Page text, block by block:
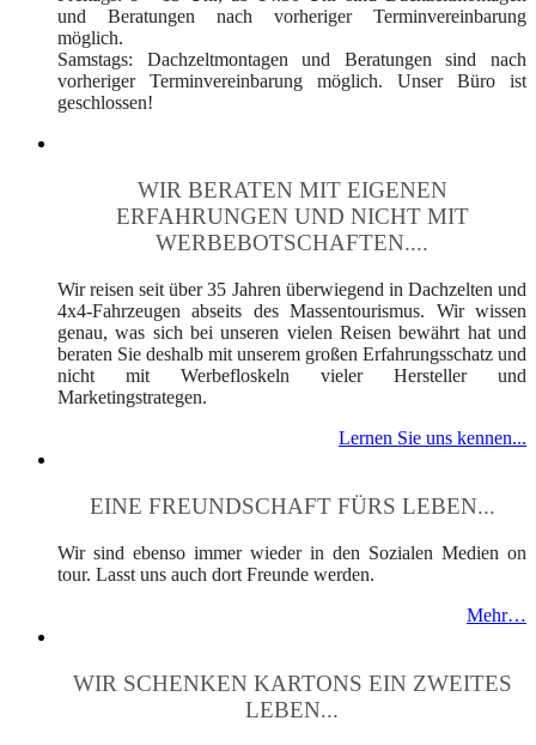
und Beratungen nach vorheriger Terminvereinbarung
möglich.
Samstags: Dachzeltmontagen und Beratungen sind nach
vorheriger Terminvereinbarung möglich. Unser Büro ist
geschlossen!
WIR BERATEN MIT EIGENEN
ERFAHRUNGEN UND NICHT MIT
WERBEBOTSCHAFTEN....
Wir reisen seit über 35 Jahren überwiegend in Dachzelten und
4x4-Fahrzeugen abseits des Massentourismus. Wir wissen
genau, was sich bei unseren vielen Reisen bewährt hat und
beraten Sie deshalb mit unserem großen Erfahrungsschatz und
nicht mit Werbefloskeln vieler Hersteller und
Marketingstrategen.
Lernen Sie uns kennen...
EINE FREUNDSCHAFT FÜRS LEBEN...
Wir sind ebenso immer wieder in den Sozialen Medien on
tour. Lasst uns auch dort Freunde werden.
Mehr…
WIR SCHENKEN KARTONS EIN ZWEITES
LEBEN...